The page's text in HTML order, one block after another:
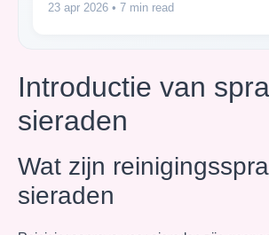
23 apr 2026 • 7 min read
Introductie van
sieraden
Wat zijn
sieraden